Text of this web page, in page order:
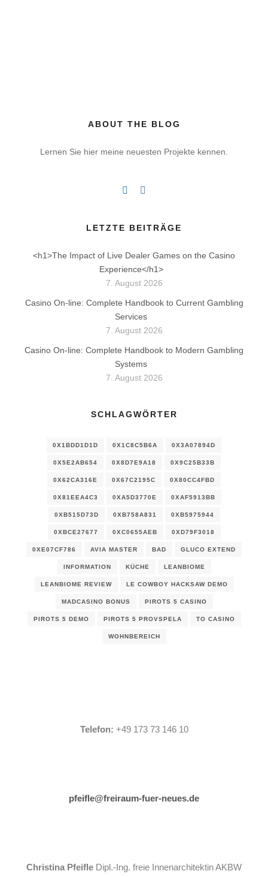
ABOUT THE BLOG
Lernen Sie hier meine neuesten Projekte kennen.
LETZTE BEITRÄGE
<h1>The Impact of Live Dealer Games on the Casino
Experience</h1>
7. August 2026
Casino On-line: Complete Handbook to Current Gambling
Services
7. August 2026
Casino On-line: Complete Handbook to Modern Gambling
Systems
7. August 2026
SCHLAGWÖRTER
0X1BDD1D1D 0X1C8C5B6A 0X3A07894D
0X5E2AB654 0X8D7E9A18 0X9C25B33B
0X62CA316E 0X67C2195C 0X80CC4FBD
0X81EEA4C3 0XA5D3770E 0XAF5913BB
0XB515D73D 0XB758A831 0XB5975944
0XBCE27677 0XC0655AEB 0XD79F3018
0XE07CF786 AVIA MASTER BAD GLUCO EXTEND
INFORMATION KÜCHE LEANBIOME
LEANBIOME REVIEW LE COWBOY HACKSAW DEMO
MADCASINO BONUS PIROTS 5 CASINO
PIROTS 5 DEMO PIROTS 5 PROVSPELA TO CASINO
WOHNBEREICH
Telefon: +49 173 73 146 10
pfeifle@freiraum-fuer-neues.de
Christina Pfeifle Dipl.-Ing. freie Innenarchitektin AKBW